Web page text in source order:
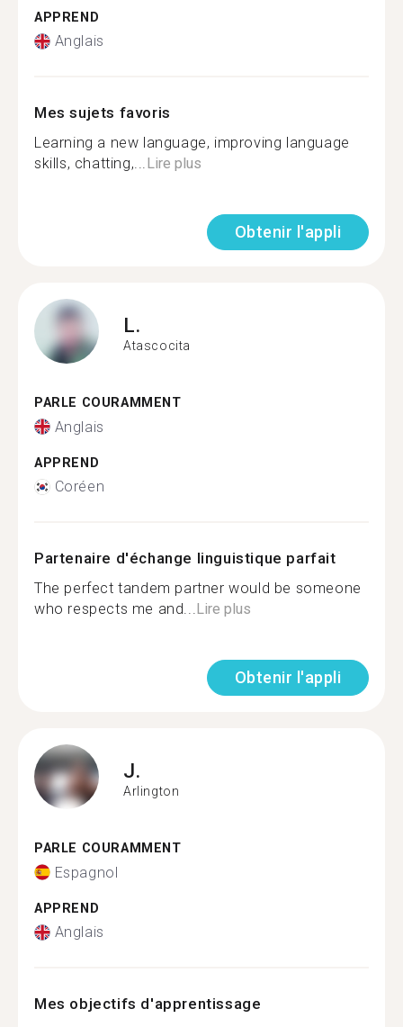
APPREND
Anglais
Mes sujets favoris
Learning a new language, improving language
skills, chatting,...Lire plus
Obtenir l'appli
L.
Atascocita
PARLE COURAMMENT
Anglais
APPREND
Coréen
Partenaire d'échange linguistique parfait
The perfect tandem partner would be someone
who respects me and...Lire plus
Obtenir l'appli
J.
Arlington
PARLE COURAMMENT
Espagnol
APPREND
Anglais
Mes objectifs d'apprentissage